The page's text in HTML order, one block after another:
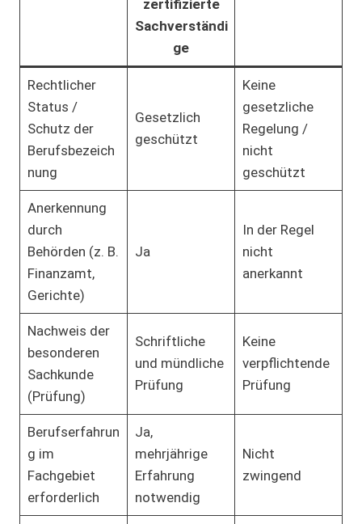
zertifizierte
Sachverständi
ge
Rechtlicher
Status /
Schutz der
Berufsbezeich
nung
Gesetzlich
geschützt
Keine
gesetzliche
Regelung /
nicht
geschützt
Anerkennung
durch
Behörden (z. B.
Finanzamt,
Gerichte)
Ja
In der Regel
nicht
anerkannt
Nachweis der
besonderen
Sachkunde
(Prüfung)
Schriftliche
und mündliche
Prüfung
Keine
verpflichtende
Prüfung
Berufserfahrun
g im
Fachgebiet
erforderlich
Ja,
mehrjährige
Erfahrung
notwendig
Nicht
zwingend